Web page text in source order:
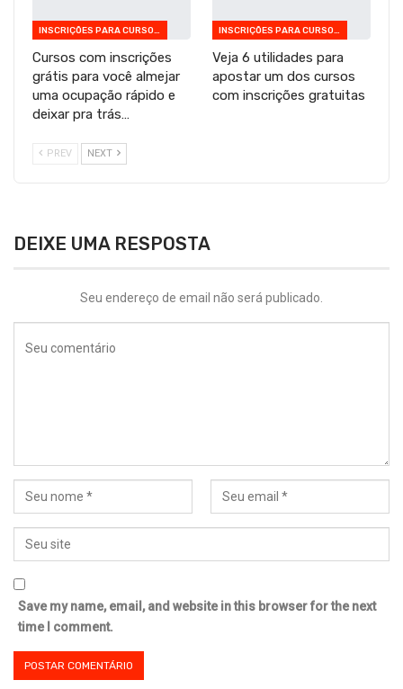
INSCRIÇÕES PARA CURSOS GRATUITOS
Cursos com inscrições
grátis para você almejar
uma ocupação rápido e
deixar pra trás…
INSCRIÇÕES PARA CURSOS GRATUITOS
Veja 6 utilidades para
apostar um dos cursos
com inscrições gratuitas
PREV NEXT
DEIXE UMA RESPOSTA
Seu endereço de email não será publicado.
Save my name, email, and website in this browser for the next
time I comment.